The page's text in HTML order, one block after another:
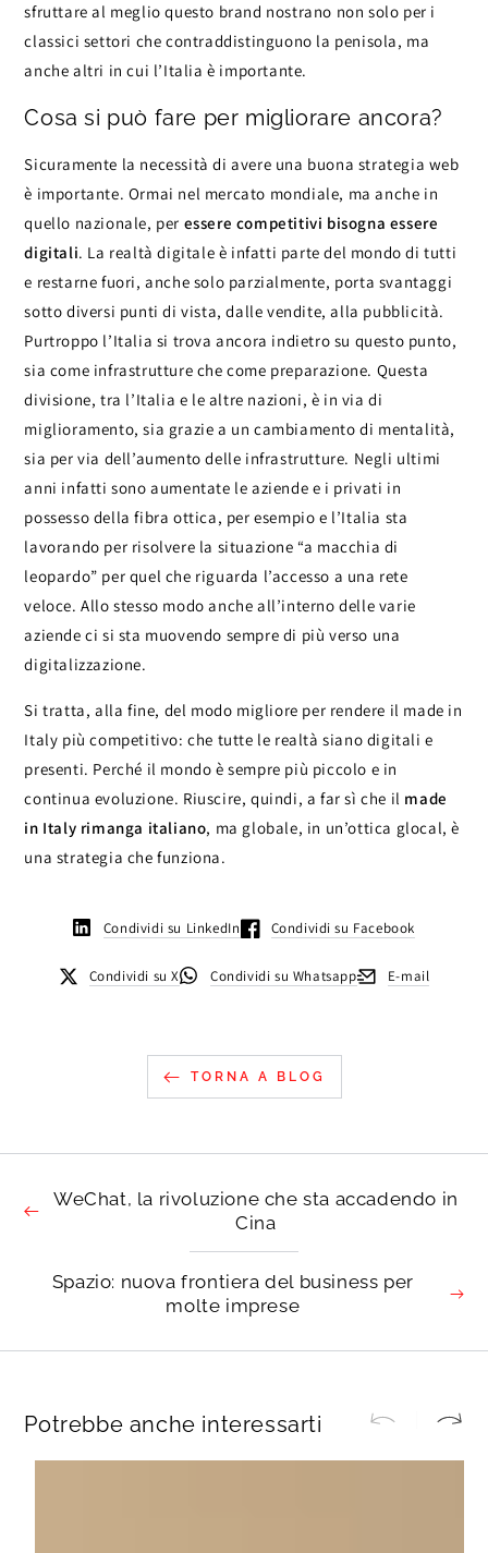
sfruttare al meglio questo brand nostrano non solo per i
classici settori che contraddistinguono la penisola, ma
anche altri in cui l’Italia è importante.
Cosa si può fare per migliorare ancora?
Sicuramente la necessità di avere una buona strategia web
è importante. Ormai nel mercato mondiale, ma anche in
quello nazionale, per essere competitivi bisogna essere
digitali. La realtà digitale è infatti parte del mondo di tutti
e restarne fuori, anche solo parzialmente, porta svantaggi
sotto diversi punti di vista, dalle vendite, alla pubblicità.
Purtroppo l’Italia si trova ancora indietro su questo punto,
sia come infrastrutture che come preparazione. Questa
divisione, tra l’Italia e le altre nazioni, è in via di
miglioramento, sia grazie a un cambiamento di mentalità,
sia per via dell’aumento delle infrastrutture. Negli ultimi
anni infatti sono aumentate le aziende e i privati in
possesso della fibra ottica, per esempio e l’Italia sta
lavorando per risolvere la situazione “a macchia di
leopardo” per quel che riguarda l’accesso a una rete
veloce. Allo stesso modo anche all’interno delle varie
aziende ci si sta muovendo sempre di più verso una
digitalizzazione.
Si tratta, alla fine, del modo migliore per rendere il made in
Italy più competitivo: che tutte le realtà siano digitali e
presenti. Perché il mondo è sempre più piccolo e in
continua evoluzione. Riuscire, quindi, a far sì che il made
in Italy rimanga italiano, ma globale, in un’ottica glocal, è
una strategia che funziona.
Condividi su LinkedIn Condividi su Facebook
Condividi su X Condividi su Whatsapp E-mail
TORNA A BLOG
WeChat, la rivoluzione che sta accadendo in
Cina
Spazio: nuova frontiera del business per
molte imprese
Potrebbe anche interessarti